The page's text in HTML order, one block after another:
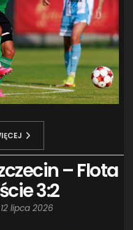
– Flota
3:2
12 lipca 2026